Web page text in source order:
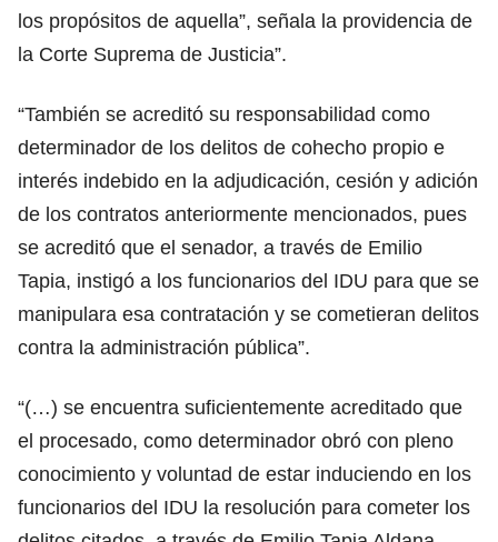
los propósitos de aquella”, señala la providencia de
la Corte Suprema de Justicia”.
“También se acreditó su responsabilidad como
determinador de los delitos de cohecho propio e
interés indebido en la adjudicación, cesión y adición
de los contratos anteriormente mencionados, pues
se acreditó que el senador, a través de Emilio
Tapia, instigó a los funcionarios del IDU para que se
manipulara esa contratación y se cometieran delitos
contra la administración pública”.
“(…) se encuentra suficientemente acreditado que
el procesado, como determinador obró con pleno
conocimiento y voluntad de estar induciendo en los
funcionarios del IDU la resolución para cometer los